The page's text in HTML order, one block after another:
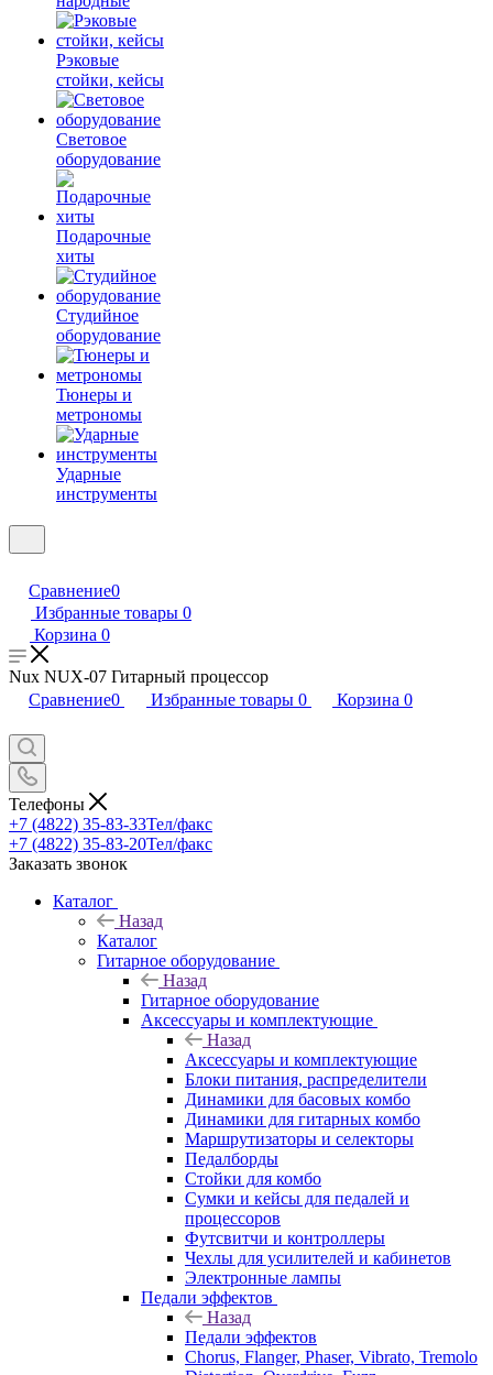
Рэковые
стойки, кейсы
Световое
оборудование
Подарочные
хиты
Студийное
оборудование
Тюнеры и
метрономы
Ударные
инструменты
Сравнение0
Избранные товары 0
Корзина 0
Nux NUX-07 Гитарный процессор
Сравнение0 Избранные товары 0 Корзина 0
Телефоны
+7 (4822) 35-83-33Тел/факс
+7 (4822) 35-83-20Тел/факс
Заказать звонок
Каталог
Назад
Каталог
Гитарное оборудование
Назад
Гитарное оборудование
Аксессуары и комплектующие
Назад
Аксессуары и комплектующие
Блоки питания, распределители
Динамики для басовых комбо
Динамики для гитарных комбо
Маршрутизаторы и селекторы
Педалборды
Стойки для комбо
Сумки и кейсы для педалей и
процессоров
Футсвитчи и контроллеры
Чехлы для усилителей и кабинетов
Электронные лампы
Педали эффектов
Назад
Педали эффектов
Chorus, Flanger, Phaser, Vibrato, Tremolo